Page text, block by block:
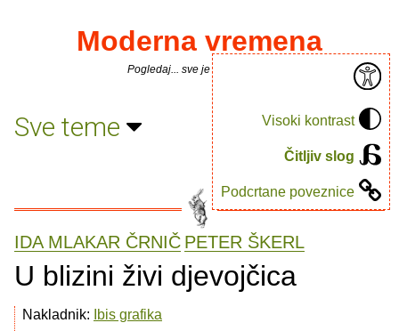
Visoki kontrast
Čitljiv slog
Podcrtane poveznice
Moderna vremena
Pogledaj... sve je puno knjiga.
Sve teme
IDA MLAKAR ČRNIČ PETER ŠKERL
U blizini živi djevojčica
Nakladnik:
Ibis grafika